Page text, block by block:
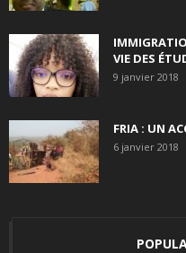
VIE DES
9 janvier 2018
FRIA : UN
6 janvier 2018